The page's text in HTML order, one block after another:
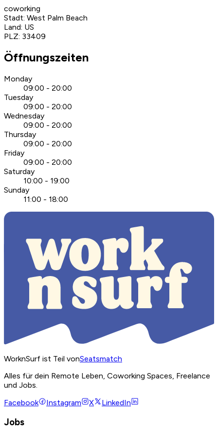
coworking
Stadt: West Palm Beach
Land: US
PLZ: 33409
Öffnungszeiten
Monday
09:00 - 20:00
Tuesday
09:00 - 20:00
Wednesday
09:00 - 20:00
Thursday
09:00 - 20:00
Friday
09:00 - 20:00
Saturday
10:00 - 19:00
Sunday
11:00 - 18:00
WorknSurf ist Teil vonSeatsmatch
Alles für dein Remote Leben, Coworking Spaces, Freelance
und Jobs.
Facebook
Instagram X LinkedIn
Jobs